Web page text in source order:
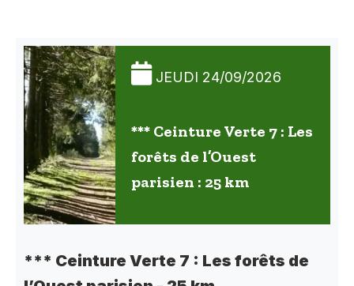
JEUDI 24/09/2026
*** Ceinture Verte 7 : Les
forêts de l’Ouest
parisien : 25 km
*** Ceinture Verte 7 : Les forêts de